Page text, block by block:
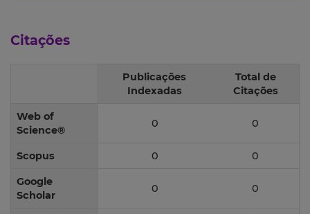
Citações
Publicações
Indexadas
Total de
Citações
Web of
Science®
0 0
Scopus 0 0
Google
Scholar
0 0